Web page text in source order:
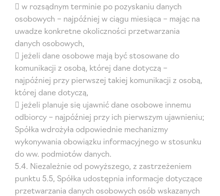
 w rozsądnym terminie po pozyskaniu danych
osobowych – najpóźniej w ciągu miesiąca – mając na
uwadze konkretne okoliczności przetwarzania
danych osobowych,
 jeżeli dane osobowe mają być stosowane do
komunikacji z osobą, której dane dotyczą –
najpóźniej przy pierwszej takiej komunikacji z osobą,
której dane dotyczą,
 jeżeli planuje się ujawnić dane osobowe innemu
odbiorcy – najpóźniej przy ich pierwszym ujawnieniu;
Spółka wdrożyła odpowiednie mechanizmy
wykonywania obowiązku informacyjnego w stosunku
do ww. podmiotów danych.
5.4. Niezależnie od powyższego, z zastrzeżeniem
punktu 5.5, Spółka udostępnia informacje dotyczące
przetwarzania danych osobowych osób wskazanych